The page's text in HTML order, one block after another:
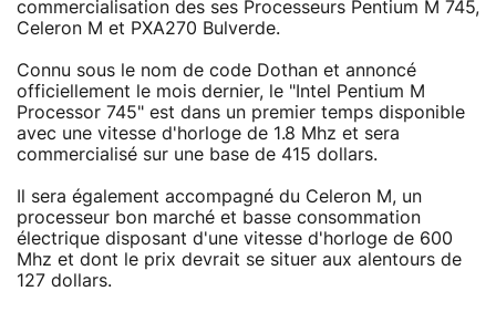
commercialisation des ses Processeurs Pentium M 745,
Celeron M et PXA270 Bulverde.
Connu sous le nom de code Dothan et annoncé
officiellement le mois dernier, le "Intel Pentium M
Processor 745" est dans un premier temps disponible
avec une vitesse d'horloge de 1.8 Mhz et sera
commercialisé sur une base de 415 dollars.
Il sera également accompagné du Celeron M, un
processeur bon marché et basse consommation
électrique disposant d'une vitesse d'horloge de 600
Mhz et dont le prix devrait se situer aux alentours de
127 dollars.